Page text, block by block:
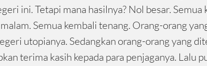
ini. Tetapi mana hasilnya? Nol besar.
Semua kembali tenang. Orang-orang
utopianya. Sedangkan orang-orang yang
terima kasih kepada para penjaganya. Lalu